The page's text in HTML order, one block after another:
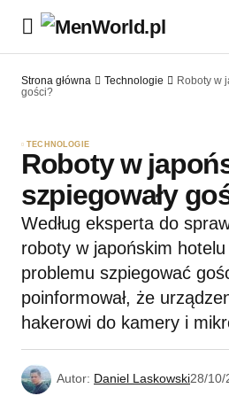
Strona główna Technologie
Roboty w
gości?
TECHNOLOGIE
Roboty w
szpiegowały
Według eksperta do
roboty w japońskim hotelu
problemu szpiegować
poinformował, że
hakerowi do kamery i
Autor: Daniel Laskowski28/10/